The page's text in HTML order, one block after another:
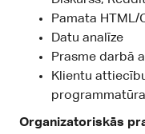
Pamata HTML/
Datu analīze
Prasme darbā
Klientu
Organizatoriskās